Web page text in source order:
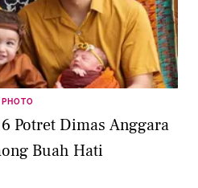
PHOTO
Potret Dimas Anggara
Buah Hati